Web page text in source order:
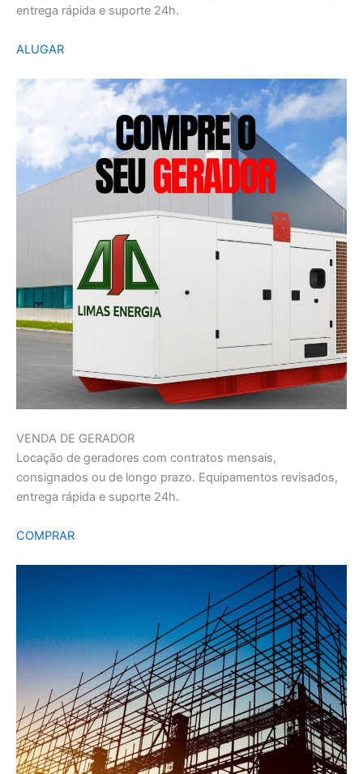
entrega rápida e suporte 24h.
ALUGAR
VENDA DE GERADOR
Locação de geradores com contratos mensais,
consignados ou de longo prazo. Equipamentos revisados,
entrega rápida e suporte 24h.
COMPRAR